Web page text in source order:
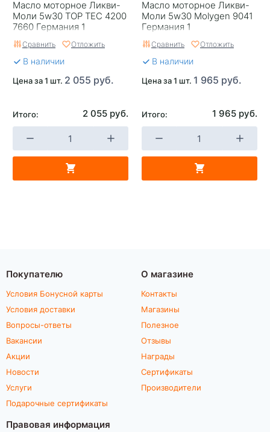
Масло моторное Ликви-
Моли 5w30 TOP TEC 4200
7660 Германия 1
Сравнить Отложить
В наличии
Цена за 1 шт. 2 055 руб.
Итого: 2 055 руб.
Масло моторное Ликви-
Моли 5w30 Molygen 9041
Германия 1
Сравнить Отложить
В наличии
Цена за 1 шт. 1 965 руб.
Итого: 1 965 руб.
Покупателю
Условия Бонусной карты
Условия доставки
Вопросы-ответы
Вакансии
Акции
Новости
Услуги
Подарочные сертификаты
О магазине
Контакты
Магазины
Полезное
Отзывы
Награды
Сертификаты
Производители
Правовая информация